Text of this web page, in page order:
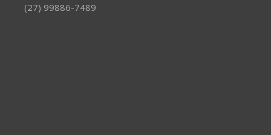
(27) 99886-7489